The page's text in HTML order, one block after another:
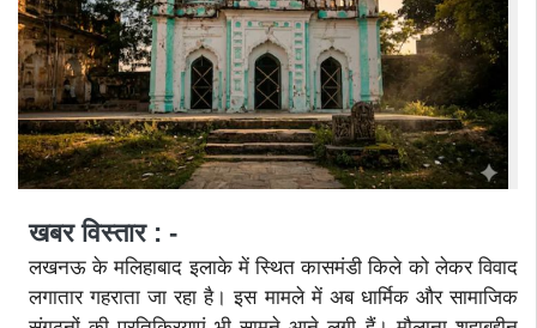
खबर विस्तार : -
लखनऊ के मलिहाबाद इलाके में स्थित कासमंडी किले को लेकर विवाद
लगातार गहराता जा रहा है। इस मामले में अब धार्मिक और सामाजिक